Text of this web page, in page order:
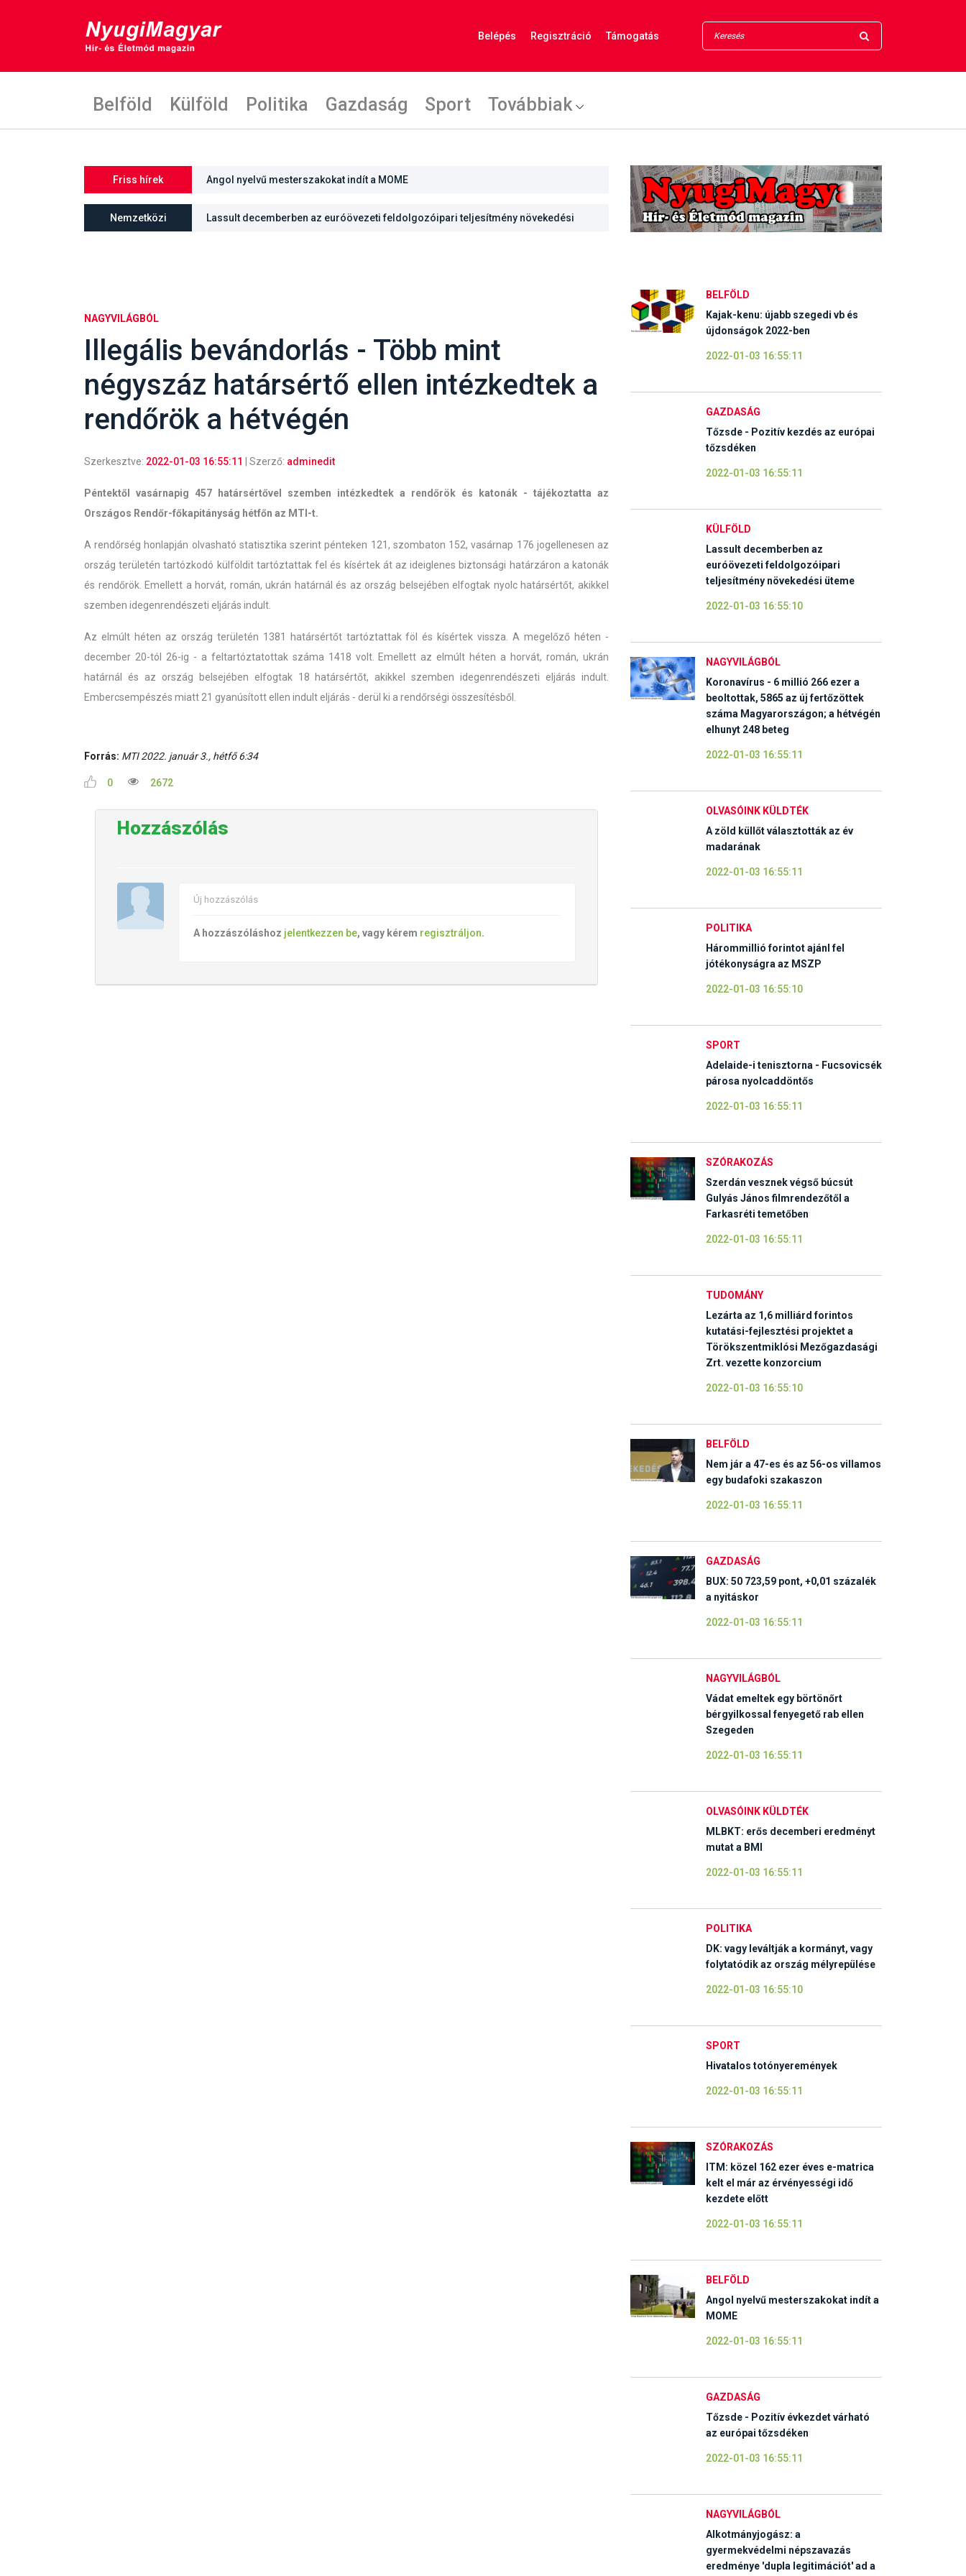
Belépés Regisztráció Támogatás
Belföld Külföld Politika Gazdaság Sport Továbbiak
Friss hírek Angol nyelvű mesterszakokat indít a MOME
Nemzetközi Lassult decemberben az euróövezeti feldolgozóipari teljesítmény növekedési
NAGYVILÁGBÓL
Illegális bevándorlás - Több mint
négyszáz határsértő ellen intézkedtek a
rendőrök a hétvégén
Szerkesztve: 2022-01-03 16:55:11 | Szerző: adminedit
Péntektől vasárnapig 457 határsértővel szemben intézkedtek a rendőrök és katonák - tájékoztatta az
Országos Rendőr-főkapitányság hétfőn az MTI-t.
A rendőrség honlapján olvasható statisztika szerint pénteken 121, szombaton 152, vasárnap 176 jogellenesen az
ország területén tartózkodó külföldit tartóztattak fel és kísértek át az ideiglenes biztonsági határzáron a katonák
és rendőrök. Emellett a horvát, román, ukrán határnál és az ország belsejében elfogtak nyolc határsértőt, akikkel
szemben idegenrendészeti eljárás indult.
Az elmúlt héten az ország területén 1381 határsértőt tartóztattak föl és kísértek vissza. A megelőző héten -
december 20-tól 26-ig - a feltartóztatottak száma 1418 volt. Emellett az elmúlt héten a horvát, román, ukrán
határnál és az ország belsejében elfogtak 18 határsértőt, akikkel szemben idegenrendészeti eljárás indult.
Embercsempészés miatt 21 gyanúsított ellen indult eljárás - derül ki a rendőrségi összesítésből.
Forrás: MTI 2022. január 3., hétfő 6:34
0 2672
Hozzászólás
Új hozzászólás
A hozzászóláshoz jelentkezzen be, vagy kérem regisztráljon.
BELFÖLD
Kajak-kenu: újabb szegedi vb és
újdonságok 2022-ben
2022-01-03 16:55:11
GAZDASÁG
Tőzsde - Pozitív kezdés az európai
tőzsdéken
2022-01-03 16:55:11
KÜLFÖLD
Lassult decemberben az
euróövezeti feldolgozóipari
teljesítmény növekedési üteme
2022-01-03 16:55:10
NAGYVILÁGBÓL
Koronavírus - 6 millió 266 ezer a
beoltottak, 5865 az új fertőzöttek
száma Magyarországon; a hétvégén
elhunyt 248 beteg
2022-01-03 16:55:11
OLVASÓINK KÜLDTÉK
A zöld küllőt választották az év
madarának
2022-01-03 16:55:11
POLITIKA
Hárommillió forintot ajánl fel
jótékonyságra az MSZP
2022-01-03 16:55:10
SPORT
Adelaide-i tenisztorna - Fucsovicsék
párosa nyolcaddöntős
2022-01-03 16:55:11
SZÓRAKOZÁS
Szerdán vesznek végső búcsút
Gulyás János filmrendezőtől a
Farkasréti temetőben
2022-01-03 16:55:11
TUDOMÁNY
Lezárta az 1,6 milliárd forintos
kutatási-fejlesztési projektet a
Törökszentmiklósi Mezőgazdasági
Zrt. vezette konzorcium
2022-01-03 16:55:10
BELFÖLD
Nem jár a 47-es és az 56-os villamos
egy budafoki szakaszon
2022-01-03 16:55:11
GAZDASÁG
BUX: 50 723,59 pont, +0,01 százalék
a nyitáskor
2022-01-03 16:55:11
NAGYVILÁGBÓL
Vádat emeltek egy börtönőrt
bérgyilkossal fenyegető rab ellen
Szegeden
2022-01-03 16:55:11
OLVASÓINK KÜLDTÉK
MLBKT: erős decemberi eredményt
mutat a BMI
2022-01-03 16:55:11
POLITIKA
DK: vagy leváltják a kormányt, vagy
folytatódik az ország mélyrepülése
2022-01-03 16:55:10
SPORT
Hivatalos totónyeremények
2022-01-03 16:55:11
SZÓRAKOZÁS
ITM: közel 162 ezer éves e-matrica
kelt el már az érvényességi idő
kezdete előtt
2022-01-03 16:55:11
BELFÖLD
Angol nyelvű mesterszakokat indít a
MOME
2022-01-03 16:55:11
GAZDASÁG
Tőzsde - Pozitív évkezdet várható
az európai tőzsdéken
2022-01-03 16:55:11
NAGYVILÁGBÓL
Alkotmányjogász: a
gyermekvédelmi népszavazás
eredménye 'dupla legitimációt' ad a